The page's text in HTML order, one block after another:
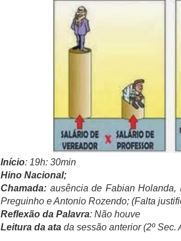
Início: 19h: 30min
Hino Nacional;
Chamada: ausência de Fabian Holanda,
Preguinho e Antonio Rozendo; (Falta
Reflexão da Palavra: Não houve
Leitura da ata da sessão anterior (2º Sec.